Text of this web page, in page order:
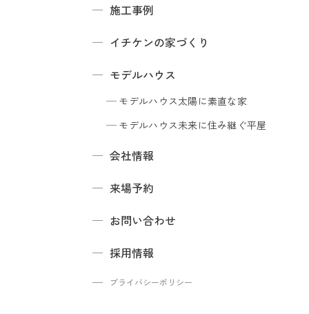
施工事例
イチケンの家づくり
モデルハウス
モデルハウス太陽に素直な家
モデルハウス未来に住み継ぐ平屋
会社情報
来場予約
お問い合わせ
採用情報
プライバシーポリシー